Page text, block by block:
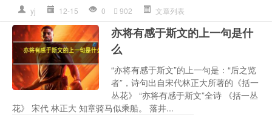
yj 12-15 0 902 文章列表
亦将有感于斯文的上一句是什
么
“亦将有感于斯文”的上一句是：“后之览
者”，诗句出自宋代林正大所著的《括一
丛花》 “亦将有感于斯文”全诗 《括一丛
花》 宋代 林正大 知章骑马似乘船。 落井...